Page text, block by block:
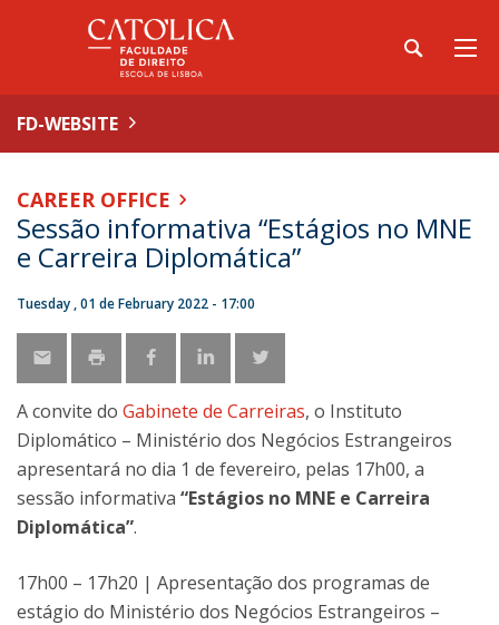
FD-WEBSITE
CAREER OFFICE
Sessão informativa “Estágios no MNE
e Carreira Diplomática”
Tuesday , 01 de February 2022 - 17:00
A convite do Gabinete de Carreiras, o Instituto
Diplomático – Ministério dos Negócios Estrangeiros
apresentará no dia 1 de fevereiro, pelas 17h00, a
sessão informativa “Estágios no MNE e Carreira
Diplomática”.
17h00 – 17h20 | Apresentação dos programas de
estágio do Ministério dos Negócios Estrangeiros –